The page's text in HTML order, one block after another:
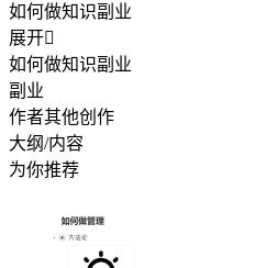
如何做知识副业
展开
如何做知识副业
副业
作者其他创作
大纲/内容
为你推荐